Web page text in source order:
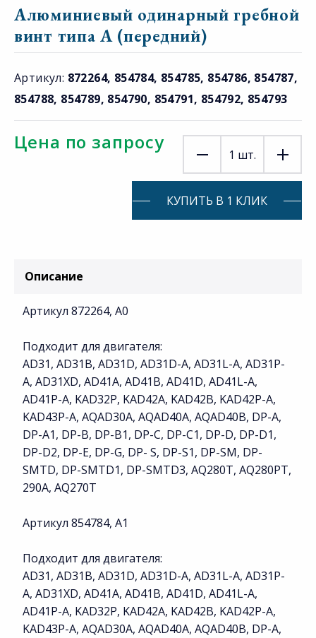
Алюминиевый одинарный гребной
винт типа A (передний)
Артикул: 872264, 854784, 854785, 854786, 854787,
854788, 854789, 854790, 854791, 854792, 854793
Цена по запросу
1 шт.
КУПИТЬ В 1 КЛИК
Описание
Артикул 872264, A0
Подходит для двигателя:
AD31, AD31B, AD31D, AD31D-A, AD31L-A, AD31P-
A, AD31XD, AD41A, AD41B, AD41D, AD41L-A,
AD41P-A, KAD32P, KAD42A, KAD42B, KAD42P-A,
KAD43P-A, AQAD30A, AQAD40A, AQAD40B, DP-A,
DP-A1, DP-B, DP-B1, DP-C, DP-C1, DP-D, DP-D1,
DP-D2, DP-E, DP-G, DP- S, DP-S1, DP-SM, DP-
SMTD, DP-SMTD1, DP-SMTD3, AQ280T, AQ280PT,
290A, AQ270T
Артикул 854784, A1
Подходит для двигателя:
AD31, AD31B, AD31D, AD31D-A, AD31L-A, AD31P-
A, AD31XD, AD41A, AD41B, AD41D, AD41L-A,
AD41P-A, KAD32P, KAD42A, KAD42B, KAD42P-A,
KAD43P-A, AQAD30A, AQAD40A, AQAD40B, DP-A,